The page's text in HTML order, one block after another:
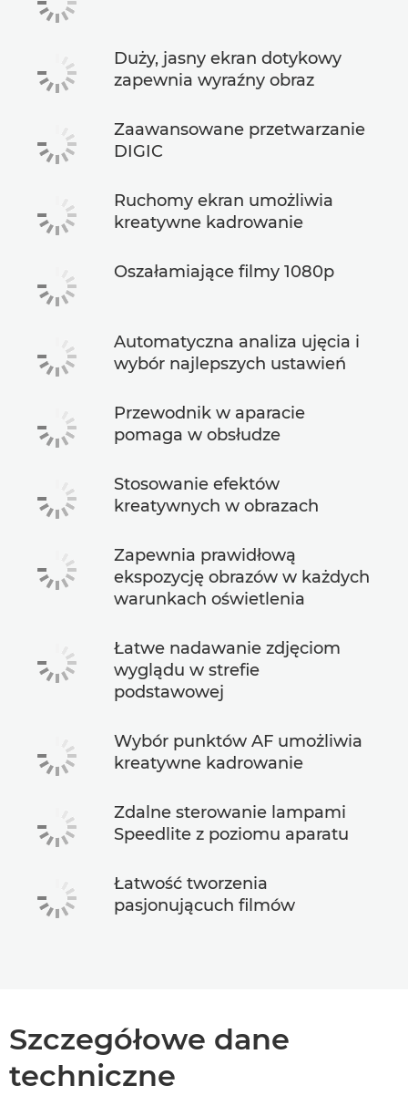
Duży, jasny ekran dotykowy
zapewnia wyraźny obraz
Zaawansowane przetwarzanie
DIGIC
Ruchomy ekran umożliwia
kreatywne kadrowanie
Oszałamiające filmy 1080p
Automatyczna analiza ujęcia i
wybór najlepszych ustawień
Przewodnik w aparacie
pomaga w obsłudze
Stosowanie efektów
kreatywnych w obrazach
Zapewnia prawidłową
ekspozycję obrazów w każdych
warunkach oświetlenia
Łatwe nadawanie zdjęciom
wyglądu w strefie
podstawowej
Wybór punktów AF umożliwia
kreatywne kadrowanie
Zdalne sterowanie lampami
Speedlite z poziomu aparatu
Łatwość tworzenia
pasjonującuch filmów
Szczegółowe dane
techniczne